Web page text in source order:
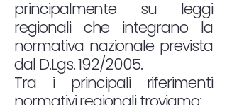
principalmente su leggi
regionali che integrano la
normativa nazionale prevista
dal D.Lgs. 192/2005.
Tra i principali riferimenti